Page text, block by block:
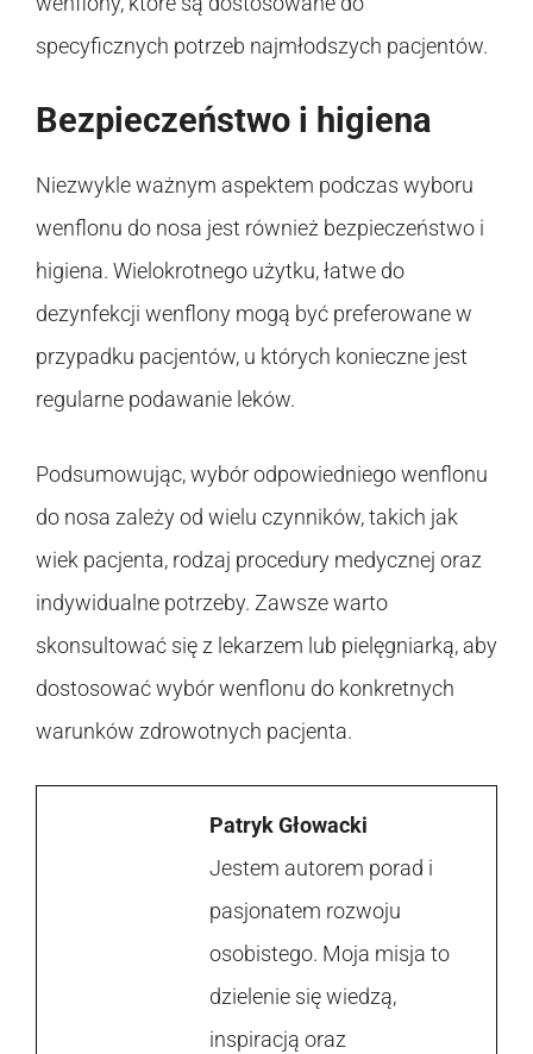
specyficznych potrzeb najmłodszych pacjentów.
Bezpieczeństwo i higiena
Niezwykle ważnym aspektem podczas wyboru
wenflonu do nosa jest również bezpieczeństwo i
higiena. Wielokrotnego użytku, łatwe do
dezynfekcji wenflony mogą być preferowane w
przypadku pacjentów, u których konieczne jest
regularne podawanie leków.
Podsumowując, wybór odpowiedniego wenflonu
do nosa zależy od wielu czynników, takich jak
wiek pacjenta, rodzaj procedury medycznej oraz
indywidualne potrzeby. Zawsze warto
skonsultować się z lekarzem lub pielęgniarką, aby
dostosować wybór wenflonu do konkretnych
warunków zdrowotnych pacjenta.
Patryk Głowacki
Jestem autorem porad i
pasjonatem rozwoju
osobistego. Moja misja to
dzielenie się wiedzą,
inspiracją oraz